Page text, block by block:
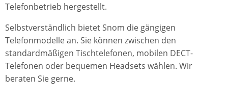
Telefonbetrieb hergestellt.
Selbstverständlich bietet Snom die gängigen
Telefonmodelle an. Sie können zwischen den
standardmäßigen Tischtelefonen, mobilen DECT-
Telefonen oder bequemen Headsets wählen. Wir
beraten Sie gerne.